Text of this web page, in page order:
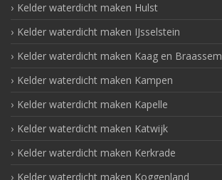
Kelder waterdicht maken Hulst
Kelder waterdicht maken IJsselstein
Kelder waterdicht maken Kaag en Braassem
Kelder waterdicht maken Kampen
Kelder waterdicht maken Kapelle
Kelder waterdicht maken Katwijk
Kelder waterdicht maken Kerkrade
Kelder waterdicht maken Koggenland